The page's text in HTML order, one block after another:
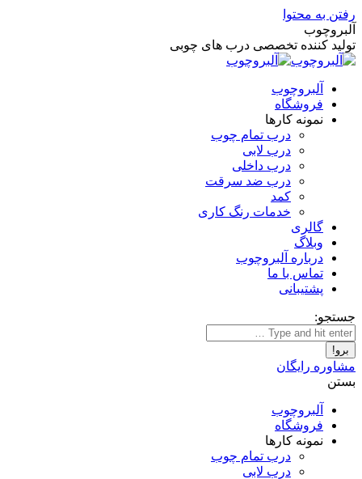
رفتن به محتوا
آلبروچوب
تولید کننده تخصصی درب های چوبی
آلبروچوب
فروشگاه
نمونه کارها
درب تمام چوب
درب لابی
درب داخلی
درب ضد سرقت
کمد
خدمات رنگ کاری
گالری
وبلاگ
درباره آلبروچوب
تماس با ما
پشتیبانی
جستجو:
مشاوره رایگان
بستن
آلبروچوب
فروشگاه
نمونه کارها
درب تمام چوب
درب لابی